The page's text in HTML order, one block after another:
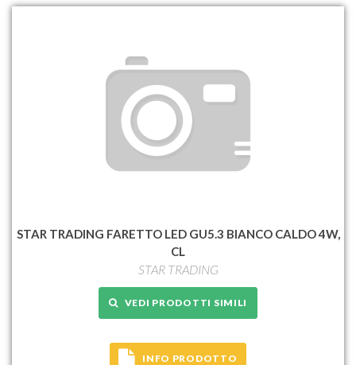
STAR TRADING FARETTO LED GU5.3 BIANCO CALDO 4W,
CL
STAR TRADING
VEDI PRODOTTI SIMILI
INFO PRODOTTO